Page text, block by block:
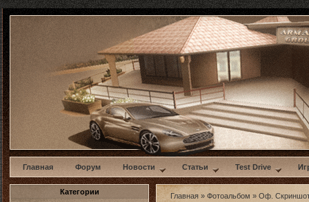
w
Главная Форум Новости Статьи Test Drive
Категории
Главная » Фотоальбом » Оф.